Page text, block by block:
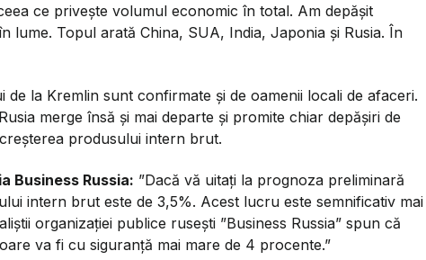
ce privește volumul economic în total. Am depășit
lume. Topul arată China, SUA, India, Japonia și Rusia. În
de la Kremlin sunt confirmate și de oamenii locali de afaceri.
merge însă și mai departe și promite chiar depășiri de
produsului intern brut.
Business Russia: ”Dacă vă uitați la prognoza preliminară
intern brut este de 3,5%. Acest lucru este semnificativ mai
organizației publice rusești ”Business Russia” spun că
va fi cu siguranță mai mare de 4 procente.”